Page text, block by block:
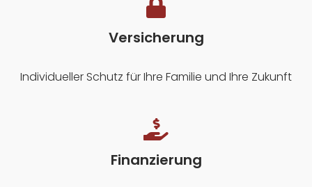
Versicherung
Individueller Schutz für Ihre Familie und Ihre Zukunft
Finanzierung